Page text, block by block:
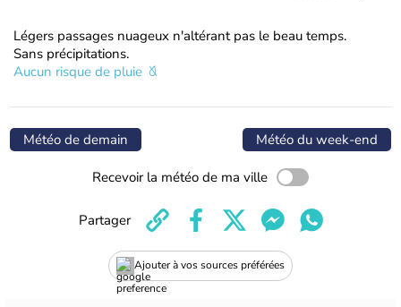
Légers passages nuageux n'altérant pas le beau temps.
Sans précipitations.
Aucun risque de pluie
Météo de demain Météo du week-end
Recevoir la météo de ma ville
Ajouter à vos sources préférées
Partager